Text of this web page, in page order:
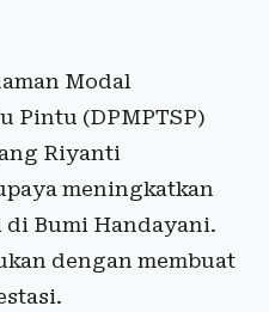
Modal
Pintu (DPMPTSP)
Riyanti
meningkatkan
Bumi Handayani.
dengan membuat